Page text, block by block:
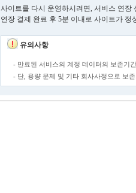
사이트를 다시 운영하시려면, 서비스 연장
연장 결제 완료 후 5분 이내로 사이트가 정
유의사항
- 만료된 서비스의 계정 데이터의 보존기
- 단, 용량 문제 및 기타 회사사정으로 보